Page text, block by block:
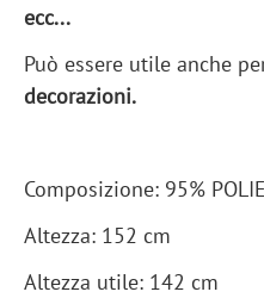
ecc...
Può essere utile anche
decorazioni.
Composizione: 95%
Altezza: 152 cm
Altezza utile: 142 cm